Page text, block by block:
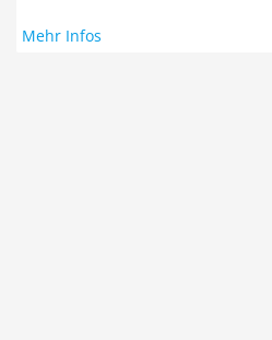
Mehr Infos